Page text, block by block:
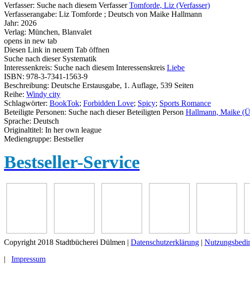
Verfasser: Suche nach diesem Verfasser Tomforde, Liz (Verfasser)
Verfasserangabe: Liz Tomforde ; Deutsch von Maike Hallmann
Jahr: 2026
Verlag: München, Blanvalet
opens in new tab
Diesen Link in neuem Tab öffnen
Suche nach dieser Systematik
Interessenkreis: Suche nach diesem Interessenskreis Liebe
ISBN: 978-3-7341-1563-9
Beschreibung: Deutsche Erstausgabe, 1. Auflage, 539 Seiten
Reihe: Windy city
Schlagwörter: BookTok; Forbidden Love; Spicy; Sports Romance
Beteiligte Personen: Suche nach dieser Beteiligten Person Hallmann, Maike
Sprache: Deutsch
Originaltitel: In her own league
Mediengruppe: Bestseller
Bestseller-Service
Copyright 2018 Stadtbücherei Dülmen | Datenschutzerklärung |
| Impressum